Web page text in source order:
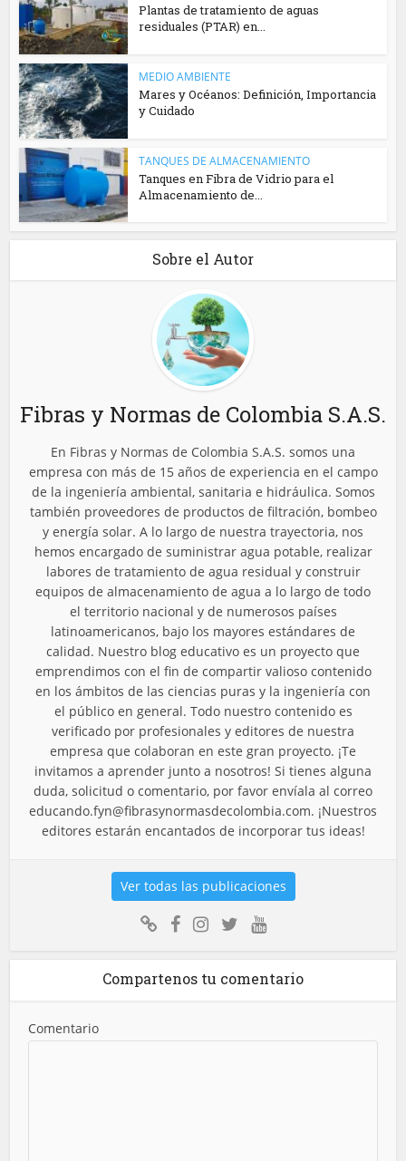
Plantas de tratamiento de aguas
residuales (PTAR) en...
MEDIO AMBIENTE
Mares y Océanos: Definición, Importancia
y Cuidado
TANQUES DE ALMACENAMIENTO
Tanques en Fibra de Vidrio para el
Almacenamiento de...
Sobre el Autor
Fibras y Normas de Colombia S.A.S.
En Fibras y Normas de Colombia S.A.S. somos una
empresa con más de 15 años de experiencia en el campo
de la ingeniería ambiental, sanitaria e hidráulica. Somos
también proveedores de productos de filtración, bombeo
y energía solar. A lo largo de nuestra trayectoria, nos
hemos encargado de suministrar agua potable, realizar
labores de tratamiento de agua residual y construir
equipos de almacenamiento de agua a lo largo de todo
el territorio nacional y de numerosos países
latinoamericanos, bajo los mayores estándares de
calidad. Nuestro blog educativo es un proyecto que
emprendimos con el fin de compartir valioso contenido
en los ámbitos de las ciencias puras y la ingeniería con
el público en general. Todo nuestro contenido es
verificado por profesionales y editores de nuestra
empresa que colaboran en este gran proyecto. ¡Te
invitamos a aprender junto a nosotros! Si tienes alguna
duda, solicitud o comentario, por favor envíala al correo
educando.fyn@fibrasynormasdecolombia.com. ¡Nuestros
editores estarán encantados de incorporar tus ideas!
Ver todas las publicaciones
Compartenos tu comentario
Comentario